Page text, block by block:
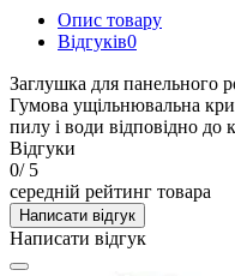
Опис товару
Відгуків0
Заглушка для панельного
Гумова ущільнювальна
пилу і води відповідно до
Відгуки
0/ 5
середній рейтинг товара
Написати відгук
Написати відгук